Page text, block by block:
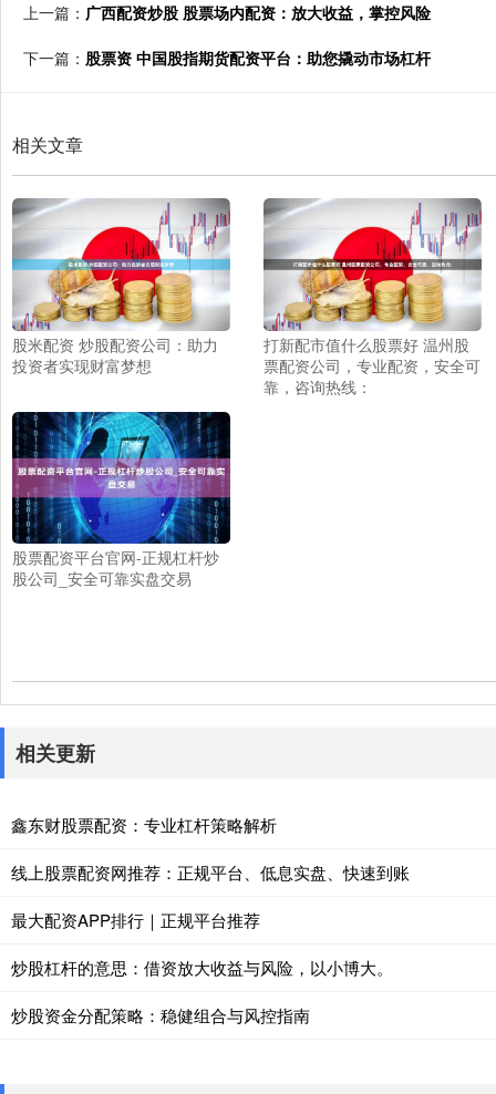
上一篇： 广西配资炒股 股票场内配资：放大收益，掌控风险
下一篇： 股票资 中国股指期货配资平台：助您撬动市场杠杆
相关文章
股米配资 炒股配资公司：助力
投资者实现财富梦想
打新配市值什么股票好 温州股
票配资公司，专业配资，安全可
靠，咨询热线：
股票配资平台官网-正规杠杆炒
股公司_安全可靠实盘交易
相关更新
鑫东财股票配资：专业杠杆策略解析
线上股票配资网推荐：正规平台、低息实盘、快速到账
最大配资APP排行｜正规平台推荐
炒股杠杆的意思：借资放大收益与风险，以小博大。
炒股资金分配策略：稳健组合与风控指南